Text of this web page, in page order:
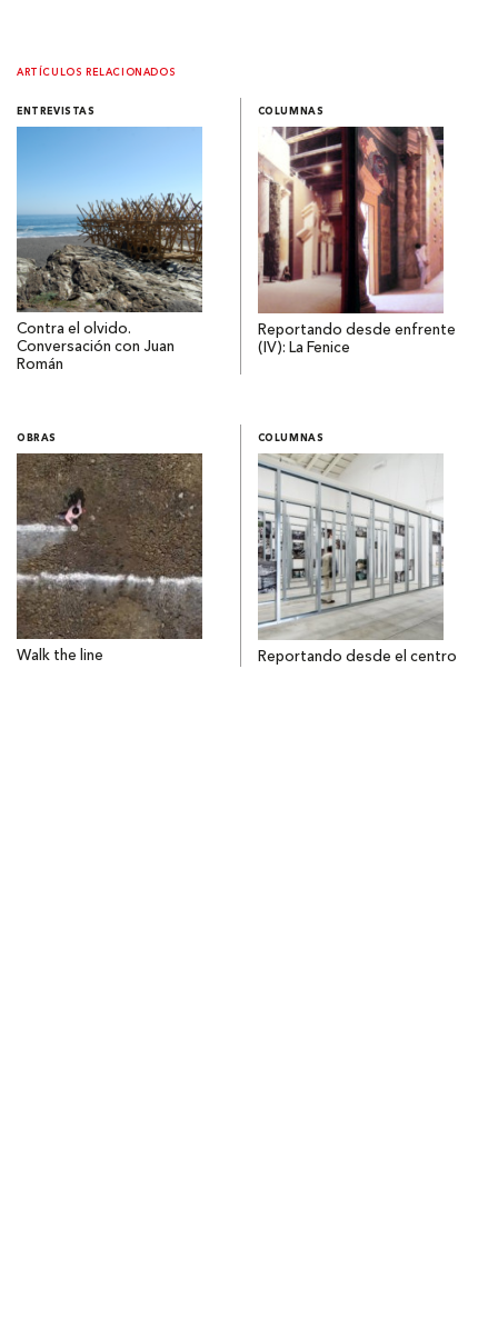
ARTÍCULOS RELACIONADOS
ENTREVISTAS
Contra el olvido.
Conversación con Juan
Román
COLUMNAS
Reportando desde enfrente
(IV): La Fenice
OBRAS
Walk the line
COLUMNAS
Reportando desde el centro